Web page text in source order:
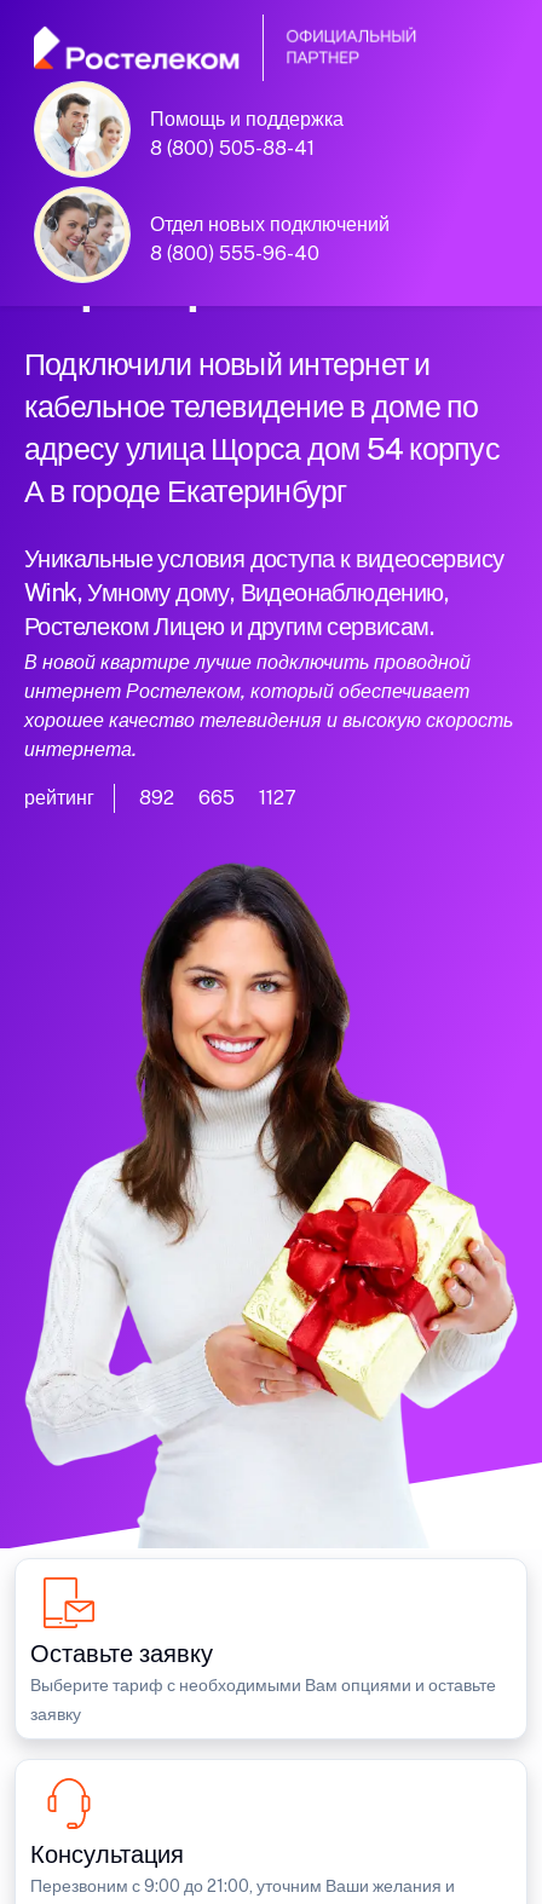
Помощь и поддержка
8 (800) 505-88-41
Отдел новых подключений
8 (800) 555-96-40
Екатеринбург, улица Щорса дом 54
корпус А
Официальный
партнер Ростелеком
Подключили новый интернет и
кабельное телевидение в доме по
адресу улица Щорса дом 54 корпус
А в городе Екатеринбург
Уникальные условия доступа к видеосервису
Wink, Умному дому, Видеонаблюдению,
Ростелеком Лицею и другим сервисам.
В новой квартире лучше подключить проводной
интернет Ростелеком, который обеспечивает
хорошее качество телевидения и высокую скорость
интернета.
рейтинг 892 665 1127
Оставьте заявку
Выберите тариф с необходимыми Вам опциями и оставьте
заявку
Консультация
Перезвоним с 9:00 до 21:00, уточним Ваши желания и